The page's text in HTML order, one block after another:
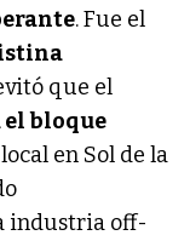
. Fue el
que el
bloque
en Sol de la
industria off-